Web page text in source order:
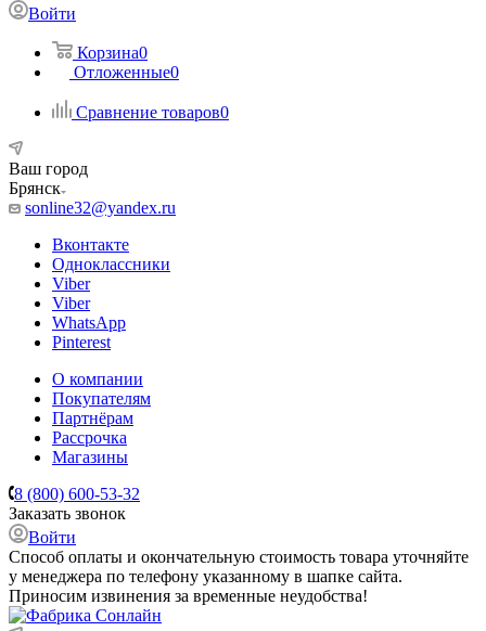
Войти
Корзина0
Отложенные0
Сравнение товаров0
Ваш город
Брянск
sonline32@yandex.ru
Вконтакте
Одноклассники
Viber
Viber
WhatsApp
Pinterest
О компании
Покупателям
Партнёрам
Рассрочка
Магазины
8 (800) 600-53-32
Заказать звонок
Войти
Способ оплаты и окончательную стоимость товара уточняйте
у менеджера по телефону указанному в шапке сайта.
Приносим извинения за временные неудобства!